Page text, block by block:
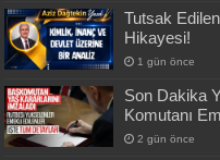
Tutsak
Hikayesi!
1 gün önce
Son Dakika
Komutanı
2 gün önce